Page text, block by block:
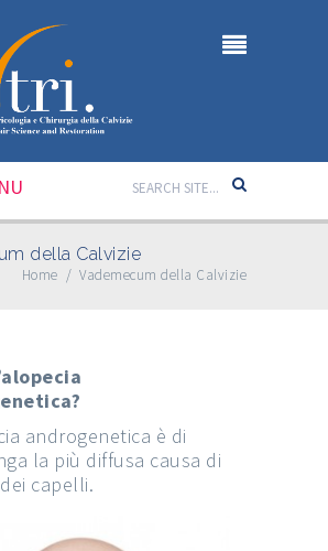
della Calvizie
Home / Vademecum della Calvizie
androgenetica è di
la più diffusa causa di
capelli.